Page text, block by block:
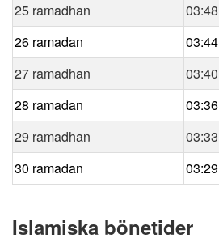
25 ramadhan
03:48
26 ramadan
03:44
27 ramadhan
03:40
28 ramadan
03:36
29 ramadhan
03:33
30 ramadan
03:29
Islamiska bönetider